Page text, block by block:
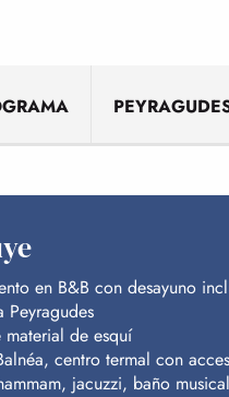
en B&B con desayuno
de esquí
centro termal con
jacuzzi, baño